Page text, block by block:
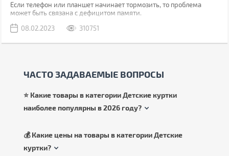
Если телефон или планшет начинает тормозить, то проблема
может быть связана с дефицитом памяти.
08.02.2023
310751
ЧАСТО ЗАДАВАЕМЫЕ ВОПРОСЫ
⭐ Какие товары в категории Детские куртки
наиболее популярны в 2026 году?
💰 Какие цены на товары в категории Детские
куртки?